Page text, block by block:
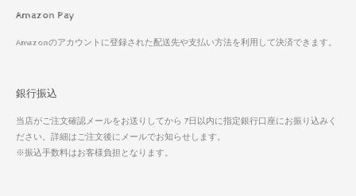
Amazon Pay
Amazonのアカウントに登録された配送先や支払い方法を利用して決済できます。
銀行振込
当店がご注文確認メールをお送りしてから 7日以内に指定銀行口座にお振り込みく
ださい。詳細はご注文後にメールでお知らせします。
※振込手数料はお客様負担となります。